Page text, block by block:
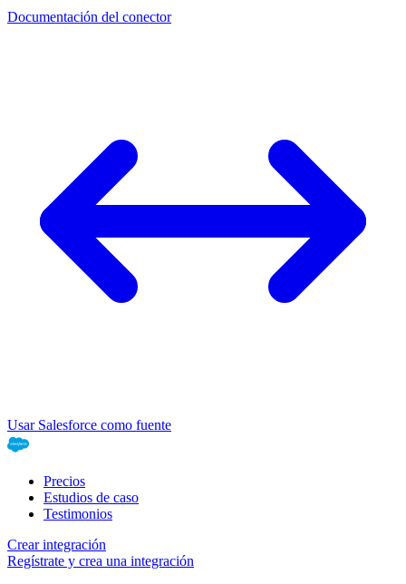
Documentación del conector
Usar Salesforce como fuente
Precios
Estudios de caso
Testimonios
Crear integración
Regístrate y crea una integración